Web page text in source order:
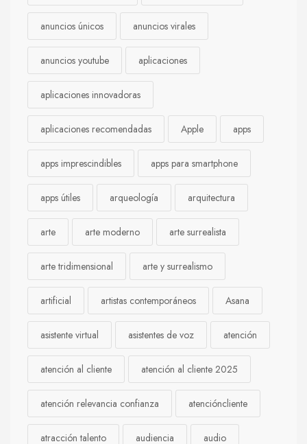
anuncios únicos anuncios virales
anuncios youtube aplicaciones
aplicaciones innovadoras
aplicaciones recomendadas Apple apps
apps imprescindibles apps para smartphone
apps útiles arqueología arquitectura
arte arte moderno arte surrealista
arte tridimensional arte y surrealismo
artificial artistas contemporáneos Asana
asistente virtual asistentes de voz atención
atención al cliente atención al cliente 2025
atención relevancia confianza atencióncliente
atracción talento audiencia audio